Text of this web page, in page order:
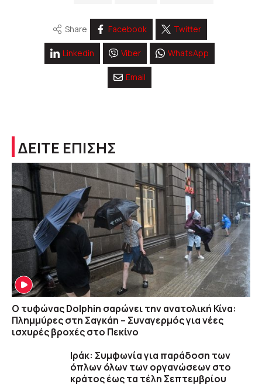
Share Facebook Twitter
Linkedin Viber WhatsApp
Email
ΔΕΙΤΕ ΕΠΙΣΗΣ
Ο τυφώνας Dolphin σαρώνει την ανατολική Κίνα:
Πλημμύρες στη Σαγκάη – Συναγερμός για νέες
ισχυρές βροχές στο Πεκίνο
Ιράκ: Συμφωνία για παράδοση των
όπλων όλων των οργανώσεων στο
κράτος έως τα τέλη Σεπτεμβρίου